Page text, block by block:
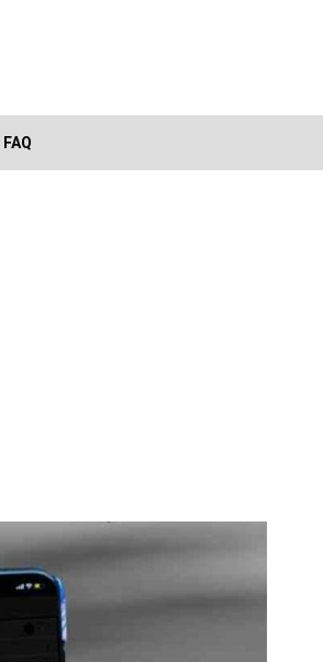
FAQ